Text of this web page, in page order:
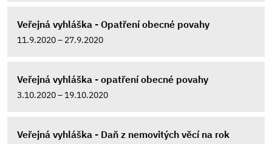
Veřejná vyhláška - Opatření obecné povahy
11.9.2020 – 27.9.2020
Veřejná vyhláška - opatření obecné povahy
3.10.2020 – 19.10.2020
Veřejná vyhláška - Daň z nemovitých věcí na rok